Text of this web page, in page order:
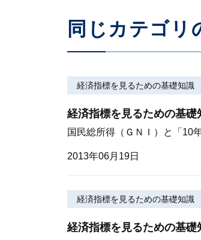
同じカテゴリ
経済指標を見るための基礎知識
経済指標を見るための基
国民総所得（ＧＮＩ）と「10
2013年06月19日
経済指標を見るための基礎知識
経済指標を見るための基